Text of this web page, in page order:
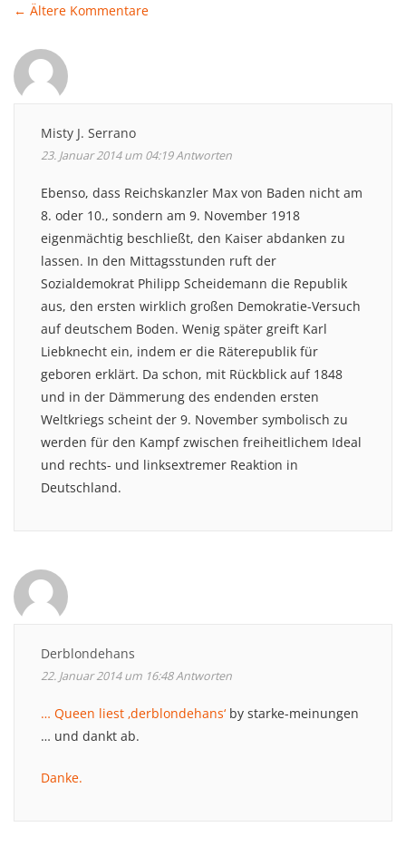
Comment
navigation
← Ältere Kommentare
Misty J. Serrano
23. Januar 2014 um 04:19Antworten
Ebenso, dass Reichskanzler Max von Baden nicht am
8. oder 10., sondern am 9. November 1918
eigenmächtig beschließt, den Kaiser abdanken zu
lassen. In den Mittagsstunden ruft der
Sozialdemokrat Philipp Scheidemann die Republik
aus, den ersten wirklich großen Demokratie-Versuch
auf deutschem Boden. Wenig später greift Karl
Liebknecht ein, indem er die Räterepublik für
geboren erklärt. Da schon, mit Rückblick auf 1848
und in der Dämmerung des endenden ersten
Weltkriegs scheint der 9. November symbolisch zu
werden für den Kampf zwischen freiheitlichem Ideal
und rechts- und linksextremer Reaktion in
Deutschland.
Derblondehans
22. Januar 2014 um 16:48Antworten
… Queen liest ‚derblondehans‘ by starke-meinungen
… und dankt ab.
Danke.